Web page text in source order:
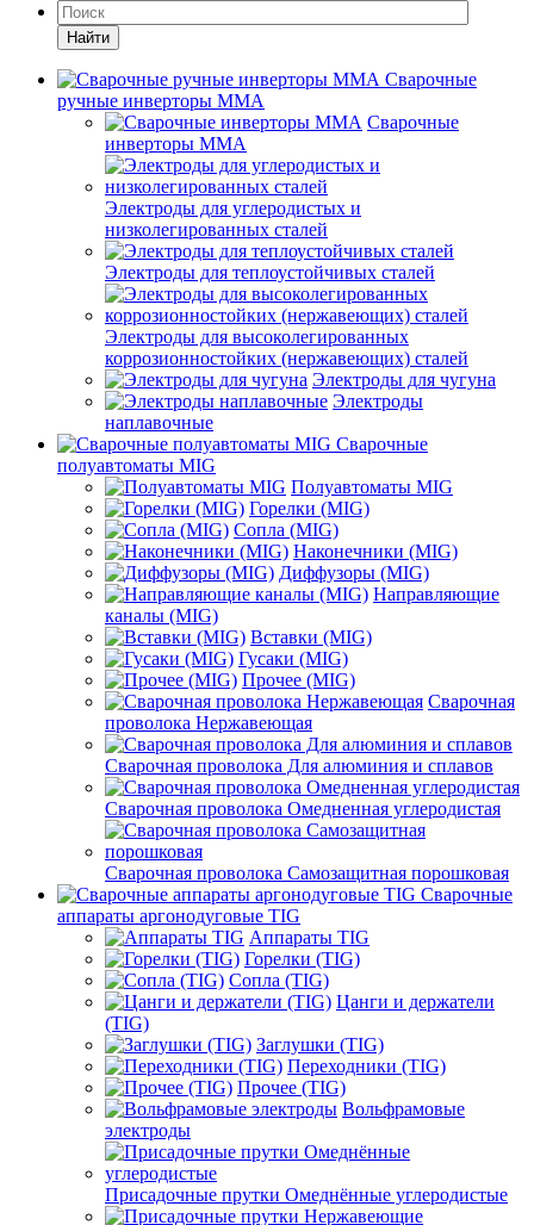
Найти
Сварочные
ручные инверторы MMA
Сварочные
инверторы MMA
Электроды для углеродистых и
низколегированных сталей
Электроды для теплоустойчивых сталей
Электроды для высоколегированных
коррозионностойких (нержавеющих) сталей
Электроды для чугуна
Электроды
наплавочные
Сварочные
полуавтоматы MIG
Полуавтоматы MIG
Горелки (MIG)
Сопла (MIG)
Наконечники (MIG)
Диффузоры (MIG)
Направляющие
каналы (MIG)
Вставки (MIG)
Гусаки (MIG)
Прочее (MIG)
Сварочная
проволока Нержавеющая
Сварочная проволока Для алюминия и сплавов
Сварочная проволока Омедненная углеродистая
Сварочная проволока Самозащитная порошковая
Сварочные
аппараты аргонодуговые TIG
Аппараты TIG
Горелки (TIG)
Сопла (TIG)
Цанги и держатели
(TIG)
Заглушки (TIG)
Переходники (TIG)
Прочее (TIG)
Вольфрамовые
электроды
Присадочные прутки Омеднённые углеродистые